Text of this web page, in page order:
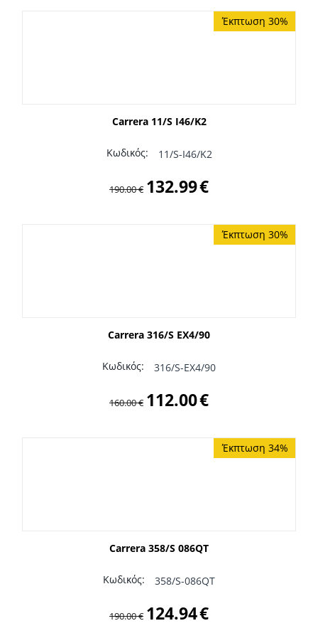
Έκπτωση 30%
Carrera 11/S I46/K2
Κωδικός: 11/S-I46/K2
190.00€ 132.99€
Έκπτωση 30%
Carrera 316/S EX4/90
Κωδικός: 316/S-EX4/90
160.00€ 112.00€
Έκπτωση 34%
Carrera 358/S 086QT
Κωδικός: 358/S-086QT
190.00€ 124.94€